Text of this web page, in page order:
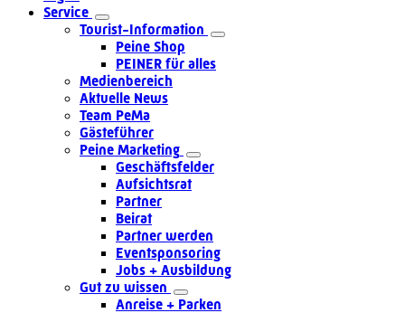
Service
Tourist-Information
Peine Shop
PEINER für alles
Medienbereich
Aktuelle News
Team PeMa
Gästeführer
Peine Marketing
Geschäftsfelder
Aufsichtsrat
Partner
Beirat
Partner werden
Eventsponsoring
Jobs + Ausbildung
Gut zu wissen
Anreise + Parken